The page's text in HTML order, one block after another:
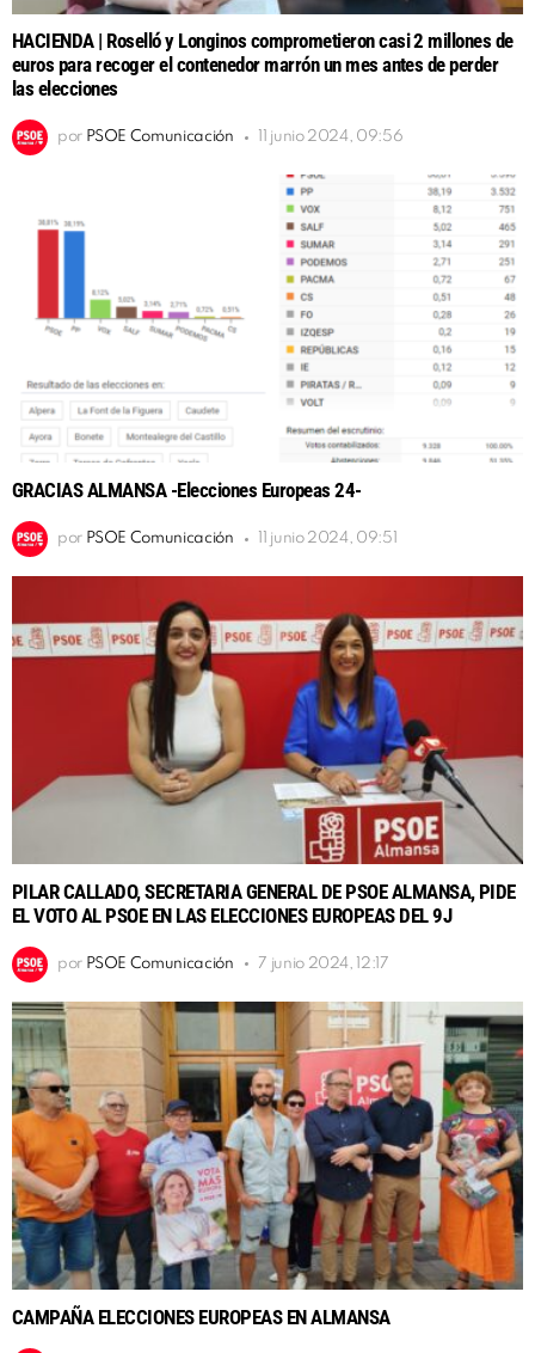
HACIENDA | Roselló y Longinos comprometieron casi 2 millones de
euros para recoger el contenedor marrón un mes antes de perder
las elecciones
por PSOE Comunicación 11 junio 2024, 09:56
GRACIAS ALMANSA -Elecciones Europeas 24-
por PSOE Comunicación 11 junio 2024, 09:51
PILAR CALLADO, SECRETARIA GENERAL DE PSOE ALMANSA, PIDE
EL VOTO AL PSOE EN LAS ELECCIONES EUROPEAS DEL 9J
por PSOE Comunicación 7 junio 2024, 12:17
CAMPAÑA ELECCIONES EUROPEAS EN ALMANSA